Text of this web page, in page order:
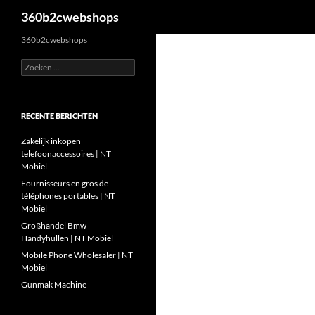
360b2cwebshops
360b2cwebshops
Zoeken
naar:
RECENTE BERICHTEN
Zakelijk inkopen
telefoonaccessoires | NT
Mobiel
Fournisseurs en gros de
téléphones portables | NT
Mobiel
Großhandel Bmw
Handyhüllen | NT Mobiel
Mobile Phone Wholesaler | NT
Mobiel
Gunmak Machine